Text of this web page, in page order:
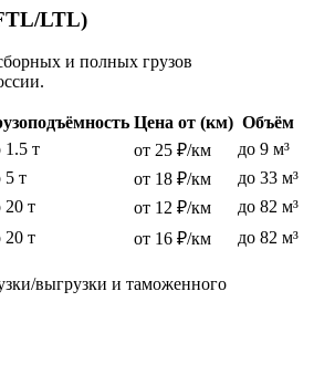
LTL)
и полных грузов
Цена от (км) Объём
1.5 т от 25 ₽/км
до 9 м³
5 т от 18 ₽/км
до 33 м³
20 т от 12 ₽/км
до 82 м³
20 т от 16 ₽/км до 82 м³
выгрузки и таможенного